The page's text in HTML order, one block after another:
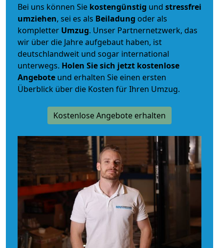
Bei uns können Sie kostengünstig und stressfrei
umziehen, sei es als Beiladung oder als
kompletter Umzug. Unser Partnernetzwerk, das
wir über die Jahre aufgebaut haben, ist
deutschlandweit und sogar international
unterwegs. Holen Sie sich jetzt kostenlose
Angebote und erhalten Sie einen ersten
Überblick über die Kosten für Ihren Umzug.
Kostenlose Angebote erhalten